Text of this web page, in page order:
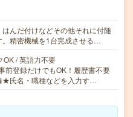
んだ付けなどその他それに付随
。精密機械を1台完成させる…
OK / 英語力不要
前登録だけでもOK！履歴書不要
★氏名・職種などを入力す…